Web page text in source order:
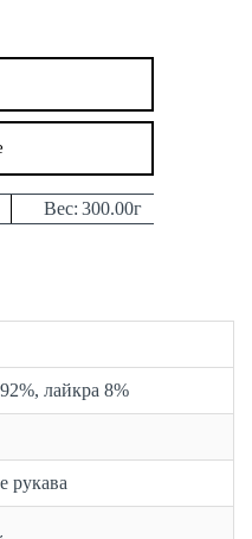
Вес: 300.00г
лайкра 8%
рукава